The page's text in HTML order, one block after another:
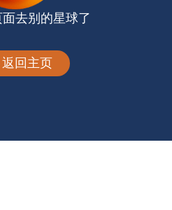
去别的星球了
返回主页